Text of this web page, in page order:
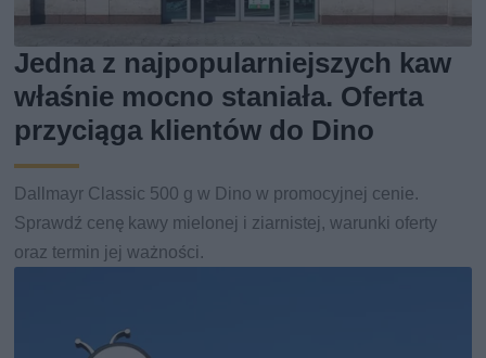
Jedna z najpopularniejszych kaw
właśnie mocno staniała. Oferta
przyciąga klientów do Dino
Dallmayr Classic 500 g w Dino w promocyjnej cenie.
Sprawdź cenę kawy mielonej i ziarnistej, warunki oferty
oraz termin jej ważności.